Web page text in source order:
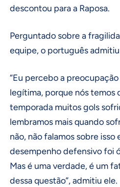
descontou para a Raposa.
Perguntado sobre a
equipe, o português
“Eu percebo a
legítima, porque nós temos
temporada muitos gols
lembramos mais quando
não, não falamos sobre isso
desempenho defensivo foi
Mas é uma verdade, é um
dessa questão”, admitiu ele.